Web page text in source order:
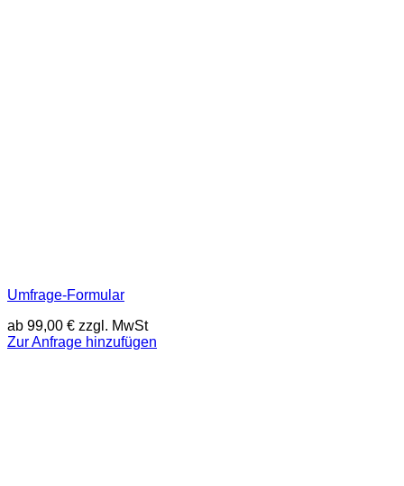
Umfrage-Formular
ab 99,00 € zzgl. MwSt
Zur Anfrage hinzufügen